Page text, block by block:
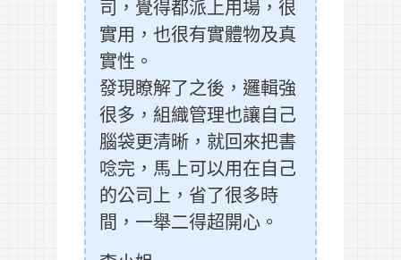
司，覺得都派上用場，很
實用，也很有實體物及真
實性。
發現瞭解了之後，邏輯強
很多，組織管理也讓自己
腦袋更清晰，就回來把書
唸完，馬上可以用在自己
的公司上，省了很多時
間，一舉二得超開心。